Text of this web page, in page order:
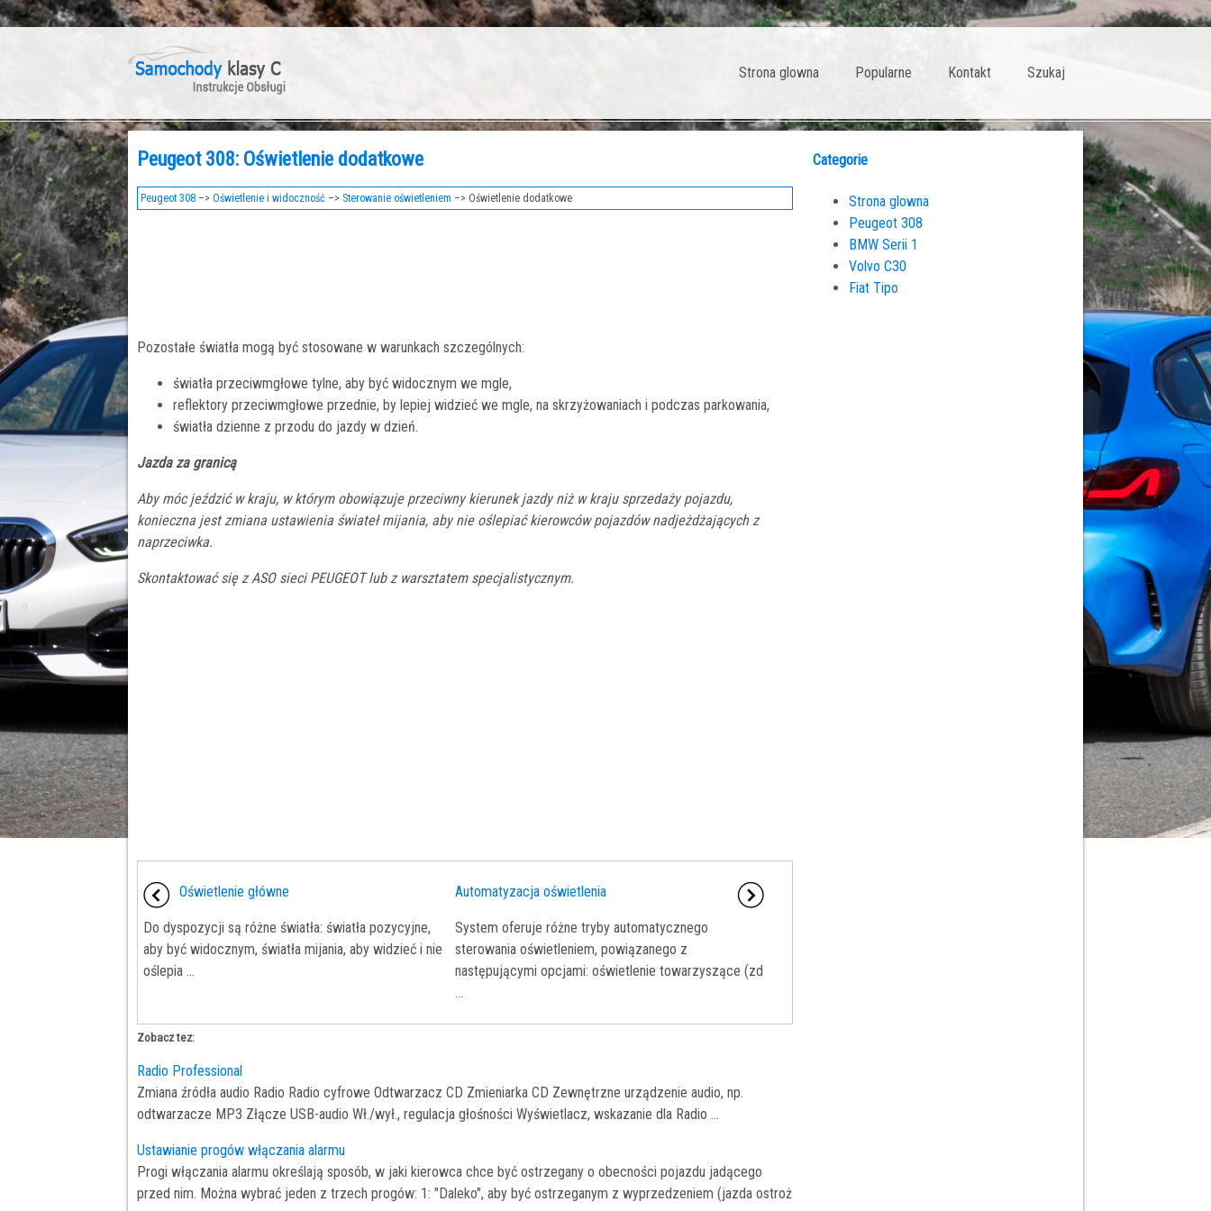
Strona glowna Popularne Kontakt Szukaj
Peugeot 308: Oświetlenie dodatkowe
Peugeot 308 –> Oświetlenie i widoczność –> Sterowanie oświetleniem –> Oświetlenie dodatkowe
Pozostałe światła mogą być stosowane w warunkach szczególnych:
światła przeciwmgłowe tylne, aby być widocznym we mgle,
reflektory przeciwmgłowe przednie, by lepiej widzieć we mgle, na skrzyżowaniach i podczas parkowania,
światła dzienne z przodu do jazdy w dzień.
Jazda za granicą
Aby móc jeździć w kraju, w którym obowiązuje przeciwny kierunek jazdy niż w kraju sprzedaży pojazdu,
konieczna jest zmiana ustawienia świateł mijania, aby nie oślepiać kierowców pojazdów nadjeżdżających z
naprzeciwka.
Skontaktować się z ASO sieci PEUGEOT lub z warsztatem specjalistycznym.
Oświetlenie główne
Do dyspozycji są różne światła: światła pozycyjne,
aby być widocznym, światła mijania, aby widzieć i nie
oślepia ...
Automatyzacja oświetlenia
System oferuje różne tryby automatycznego
sterowania oświetleniem, powiązanego z
następującymi opcjami: oświetlenie towarzyszące (zd
...
Zobacz tez:
Radio Professional
Zmiana źródła audio Radio Radio cyfrowe Odtwarzacz CD Zmieniarka CD Zewnętrzne urządzenie audio, np.
odtwarzacze MP3 Złącze USB-audio Wł./wył., regulacja głośności Wyświetlacz, wskazanie dla Radio ...
Ustawianie progów włączania alarmu
Progi włączania alarmu określają sposób, w jaki kierowca chce być ostrzegany o obecności pojazdu jadącego
przed nim. Można wybrać jeden z trzech progów: 1: "Daleko", aby być ostrzeganym z wyprzedzeniem (jazda ostroż
Categorie
Strona glowna
Peugeot 308
BMW Serii 1
Volvo C30
Fiat Tipo